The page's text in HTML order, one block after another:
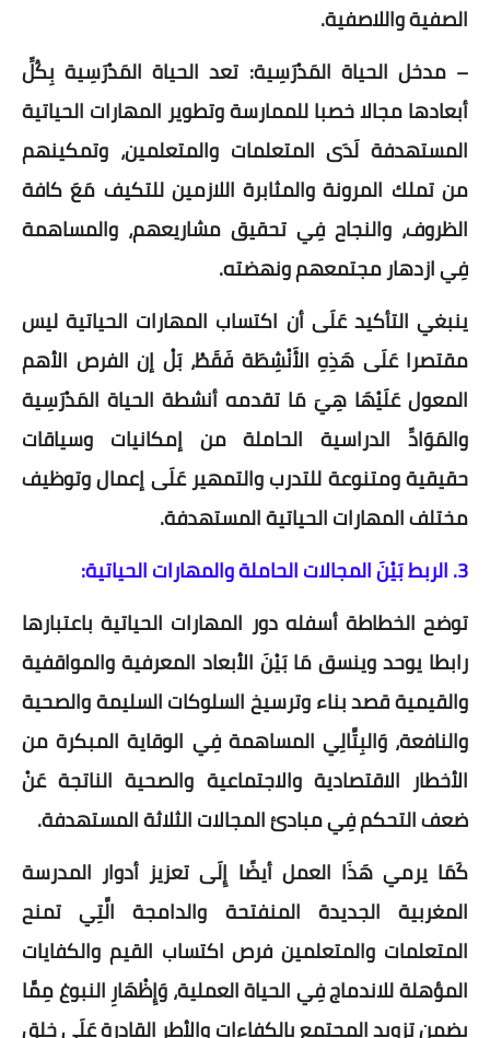
الصفية واللاصفية.
– مدخل الحياة المَدْرَسِية: تعد الحياة المَدْرَسِية بِكُلِّ
أبعادها مجالا خصبا للممارسة وتطوير المهارات الحياتية
المستهدفة لَدَى المتعلمات والمتعلمين، وتمكينهم
من تملك المرونة والمثابرة اللازمين للتكيف مَعَ كافة
الظروف، والنجاح فِي تحقيق مشاريعهم، والمساهمة
فِي ازدهار مجتمعهم ونهضته.
ينبغي التأكيد عَلَى أن اكتساب المهارات الحياتية ليس
مقتصرا عَلَى هَذِهِ الأَنْشِطَة فَقَطْ، بَلْ إن الفرص الأهم
المعول عَلَيْهَا هِيَ مَا تقدمه أنشطة الحياة المَدْرَسِية
والمَوَادِّ الدراسية الحاملة من إمكانيات وسياقات
حقيقية ومتنوعة للتدرب والتمهير عَلَى إعمال وتوظيف
مختلف المهارات الحياتية المستهدفة.
3. الربط بَيْنَ المجالات الحاملة والمهارات الحياتية:
توضح الخطاطة أسفله دور المهارات الحياتية باعتبارها
رابطا يوحد وينسق مَا بَيْنَ الأبعاد المعرفية والمواقفية
والقيمية قصد بناء وترسيخ السلوكات السليمة والصحية
والنافعة، وَالبِتَّالِي المساهمة فِي الوقاية المبكرة من
الأخطار الاقتصادية والاجتماعية والصحية الناتجة عَنْ
ضعف التحكم فِي مبادئ المجالات الثلاثة المستهدفة.
كَمَا يرمي هَذَا العمل أيضًا إِلَى تعزيز أدوار المدرسة
المغربية الجديدة المنفتحة والدامجة الَّتِي تمنح
المتعلمات والمتعلمين فرص اكتساب القيم والكفايات
المؤهلة للاندماج فِي الحياة العملية، وَإِظْهَارِ النبوغ مِمَّا
يضمن تزويد المجتمع بالكفاءات والأطر القادرة عَلَى خلق